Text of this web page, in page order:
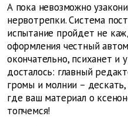
А пока невозможно
нервотрепки. Система
испытание пройдет не
оформления честный
окончательно, психанет и
досталось: главный
громы и молнии –
где ваш материал о
топчемся!